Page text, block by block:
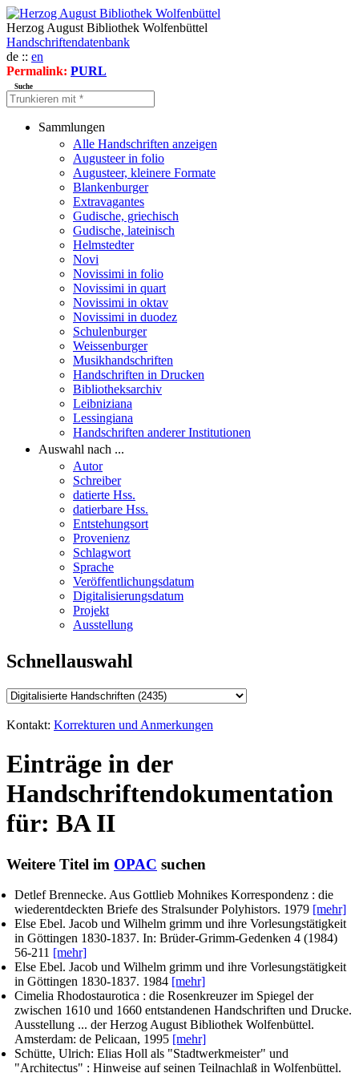
Herzog August Bibliothek Wolfenbüttel
Handschriftendatenbank
de :: en
Permalink: PURL
Suche
Sammlungen
Alle Handschriften anzeigen
Augusteer in folio
Augusteer, kleinere Formate
Blankenburger
Extravagantes
Gudische, griechisch
Gudische, lateinisch
Helmstedter
Novi
Novissimi in folio
Novissimi in quart
Novissimi in oktav
Novissimi in duodez
Schulenburger
Weissenburger
Musikhandschriften
Handschriften in Drucken
Bibliotheksarchiv
Leibniziana
Lessingiana
Handschriften anderer Institutionen
Auswahl nach ...
Autor
Schreiber
datierte Hss.
datierbare Hss.
Entstehungsort
Provenienz
Schlagwort
Sprache
Veröffentlichungsdatum
Digitalisierungsdatum
Projekt
Ausstellung
Schnellauswahl
Kontakt: Korrekturen und Anmerkungen
Einträge in der
Handschriftendokumentation
für: BA II
Weitere Titel im OPAC suchen
Detlef Brennecke. Aus Gottlieb Mohnikes Korrespondenz : die
wiederentdeckten Briefe des Stralsunder Polyhistors. 1979 [mehr]
Else Ebel. Jacob und Wilhelm grimm und ihre Vorlesungstätigkeit
in Göttingen 1830-1837. In: Brüder-Grimm-Gedenken 4 (1984)
56-211 [mehr]
Else Ebel. Jacob und Wilhelm grimm und ihre Vorlesungstätigkeit
in Göttingen 1830-1837. 1984 [mehr]
Cimelia Rhodostaurotica : die Rosenkreuzer im Spiegel der
zwischen 1610 und 1660 entstandenen Handschriften und Drucke.
Ausstellung ... der Herzog August Bibliothek Wolfenbüttel.
Amsterdam: de Pelicaan, 1995 [mehr]
Schütte, Ulrich: Elias Holl als "Stadtwerkmeister" und
"Architectus" : Hinweise auf seinen Teilnachlaß in Wolfenbüttel.